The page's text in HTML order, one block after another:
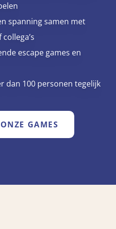
spanning samen met
escape games en
dan 100 personen tegelijk
GAMES